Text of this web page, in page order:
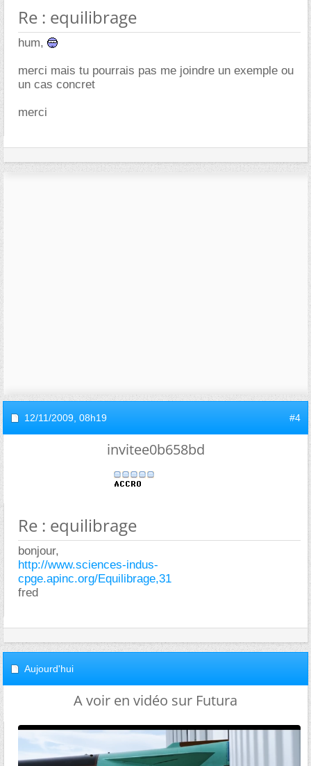
Re : equilibrage
hum,
merci mais tu pourrais pas me joindre un exemple ou
un cas concret
merci
12/11/2009, 08h19 #4
invitee0b658bd
Re : equilibrage
bonjour,
http://www.sciences-indus-
cpge.apinc.org/Equilibrage,31
fred
Aujourd'hui
A voir en vidéo sur Futura